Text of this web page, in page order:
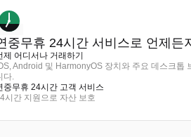
중무휴 24시간 서비스로 언제든
제 어디서나 거래하기
Android 및 HarmonyOS 장치와 주요 데스크톱
다.
중무휴 24시간 고객 서비스
시간 지원으로 자산 보호